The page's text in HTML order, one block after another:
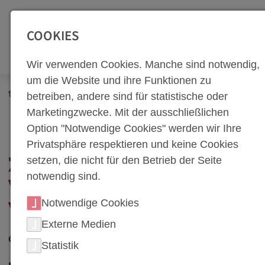
Zur Top Navigation springen [Alt+1]Zur Hauptnavigation
Newsroom
Corporate Blog
Arbeitswelt & Menschen
Zurück bei weba – mit voller Kraft und viel Herzblut
ZURÜCK BEI WEBA – MIT
VOLLER KRAFT UND
VIEL HERZBLUT
01. April 2025
COOKIES
Wir verwenden Cookies. Manche sind notwendig,
um die Website und ihre Funktionen zu
betreiben, andere sind für statistische oder
Marketingzwecke. Mit der ausschließlichen
Option "Notwendige Cookies" werden wir Ihre
Privatsphäre respektieren und keine Cookies
setzen, die nicht für den Betrieb der Seite
notwendig sind.
Notwendige Cookies
Externe Medien
Statistik